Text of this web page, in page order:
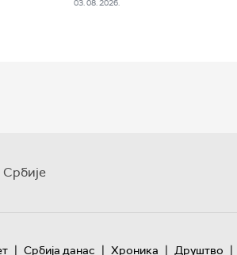
03. 08. 2026.
| Србија данас | Хроника | Друштво |